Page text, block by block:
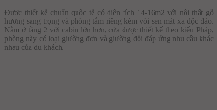
Được thiết kế chuẩn quốc tế có diện tích 14-16m2 với nội thất gỗ
hương sang trọng và phòng tắm riêng kèm vòi sen mát xa độc đáo.
Nằm ở tầng 2 với cabin lớn hơn, cửa được thiết kế theo kiểu Pháp,
phòng này có loại giường đơn và giường đôi đáp ứng nhu cầu khác
nhau của du khách.